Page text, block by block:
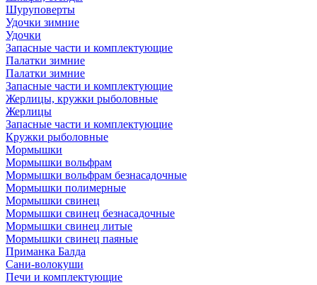
Шуруповерты
Удочки зимние
Удочки
Запасные части и комплектующие
Палатки зимние
Палатки зимние
Запасные части и комплектующие
Жерлицы, кружки рыболовные
Жерлицы
Запасные части и комплектующие
Кружки рыболовные
Мормышки
Мормышки вольфрам
Мормышки вольфрам безнасадочные
Мормышки полимерные
Мормышки свинец
Мормышки свинец безнасадочные
Мормышки свинец литые
Мормышки свинец паяные
Приманка Балда
Сани-волокуши
Печи и комплектующие